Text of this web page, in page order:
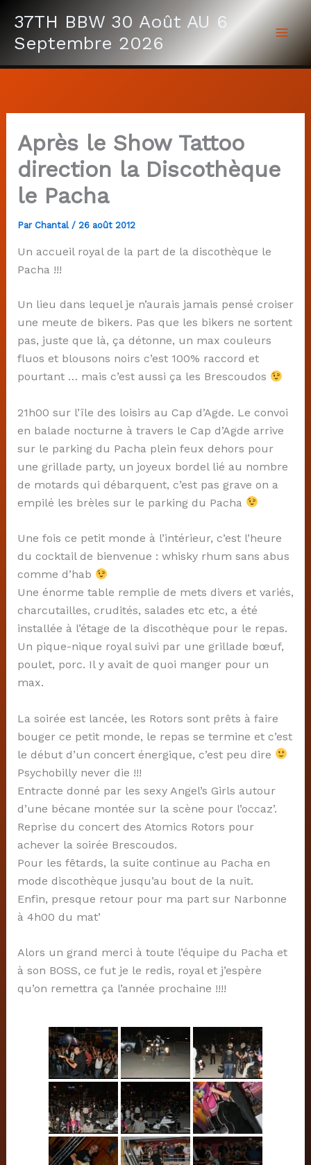
contenu
37TH BBW 30 Août AU 6
Septembre 2026
Après le Show Tattoo
direction la Discothèque
le Pacha
Par Chantal / 26 août 2012
Un accueil royal de la part de la discothèque le
Pacha !!!
Un lieu dans lequel je n’aurais jamais pensé croiser
une meute de bikers. Pas que les bikers ne sortent
pas, juste que là, ça détonne, un max couleurs
fluos et blousons noirs c’est 100% raccord et
pourtant … mais c’est aussi ça les Brescoudos
21h00 sur l’île des loisirs au Cap d’Agde. Le convoi
en balade nocturne à travers le Cap d’Agde arrive
sur le parking du Pacha plein feux dehors pour
une grillade party, un joyeux bordel lié au nombre
de motards qui débarquent, c’est pas grave on a
empilé les brèles sur le parking du Pacha
Une fois ce petit monde à l’intérieur, c’est l’heure
du cocktail de bienvenue : whisky rhum sans abus
comme d’hab
Une énorme table remplie de mets divers et variés,
charcutailles, crudités, salades etc etc, a été
installée à l’étage de la discothèque pour le repas.
Un pique-nique royal suivi par une grillade bœuf,
poulet, porc. Il y avait de quoi manger pour un
max.
La soirée est lancée, les Rotors sont prêts à faire
bouger ce petit monde, le repas se termine et c’est
le début d’un concert énergique, c’est peu dire
Psychobilly never die !!!
Entracte donné par les sexy Angel’s Girls autour
d’une bécane montée sur la scène pour l’occaz’.
Reprise du concert des Atomics Rotors pour
achever la soirée Brescoudos.
Pour les fêtards, la suite continue au Pacha en
mode discothèque jusqu’au bout de la nuit.
Enfin, presque retour pour ma part sur Narbonne
à 4h00 du mat’
Alors un grand merci à toute l’équipe du Pacha et
à son BOSS, ce fut je le redis, royal et j’espère
qu’on remettra ça l’année prochaine !!!!